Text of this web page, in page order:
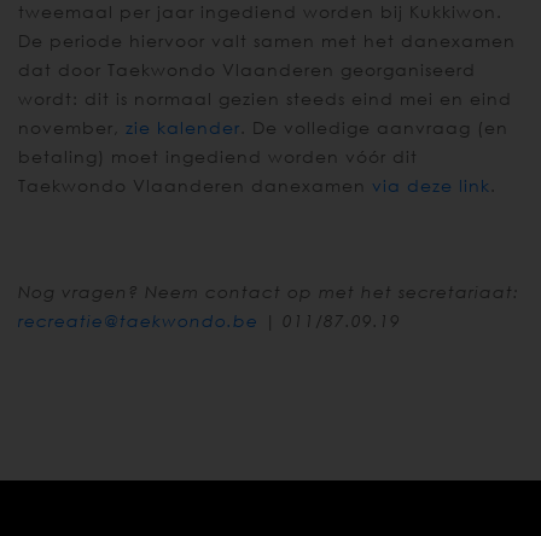
tweemaal per jaar ingediend worden bij Kukkiwon.
De periode hiervoor valt samen met het danexamen
dat door Taekwondo Vlaanderen georganiseerd
wordt: dit is normaal gezien steeds eind mei en eind
november, zie kalender . De volledige aanvraag (en
betaling) moet ingediend worden vóór dit
Taekwondo Vlaanderen danexamen via deze link
Nog vragen? Neem contact op met het secretariaat:
recreatie@taekwondo.be
| 011/87.09.19